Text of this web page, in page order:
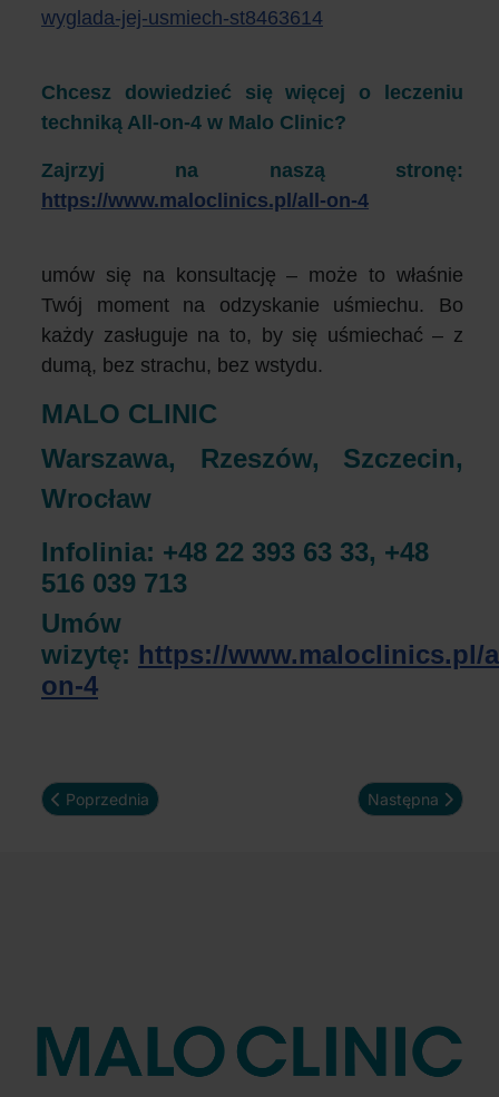
wyglada-jej-usmiech-st8463614
Chcesz dowiedzieć się więcej o leczeniu
techniką All-on-4 w Malo Clinic?
Zajrzyj na naszą stronę:
https://www.maloclinics.pl/all-on-4
umów się na konsultację – może to właśnie
Twój moment na odzyskanie uśmiechu. Bo
każdy zasługuje na to, by się uśmiechać – z
dumą, bez strachu, bez wstydu.
MALO CLINIC
Warszawa, Rzeszów, Szczecin,
Wrocław
Infolinia: +48 22 393 63 33, +48
516 039 713
Umów
wizytę: https://www.maloclinics.pl/
on-4
Poprzednia strona: Historia metamorfozy uśmiechu Doroty.
Poprzednia Następna strona:
Następna